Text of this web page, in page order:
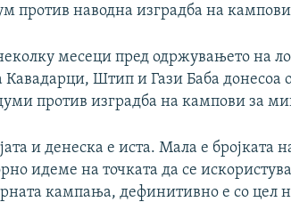
против наводна изградба на кампови
месеци пред одржувањето на
Кавадарци, Штип и Гази Баба донесоа
против изградба на кампови за
и денеска е иста. Мала е бројката
идеме на точката да се
кампања, дефинитивно е со цел